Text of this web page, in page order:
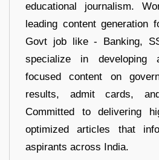
educational journalism.
leading content generation
Govt job like - Banking,
specialize in developing
focused content on
results, admit cards,
Committed to delivering
optimized articles that
aspirants across India.